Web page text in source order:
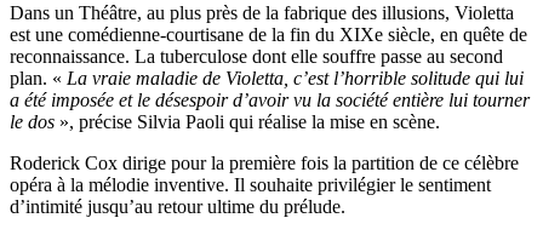
Dans un Théâtre, au plus près de la fabrique des illusions, Violetta
est une comédienne-courtisane de la fin du XIXe siècle, en quête de
reconnaissance. La tuberculose dont elle souffre passe au second
plan. « La vraie maladie de Violetta, c’est l’horrible solitude qui lui
a été imposée et le désespoir d’avoir vu la société entière lui tourner
le dos », précise Silvia Paoli qui réalise la mise en scène.
Roderick Cox dirige pour la première fois la partition de ce célèbre
opéra à la mélodie inventive. Il souhaite privilégier le sentiment
d’intimité jusqu’au retour ultime du prélude.